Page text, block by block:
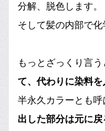
分解、脱色します。
そして髪の内部で化
もっとざっくり言う
て、代わりに染料を
半永久カラーとも呼
出した部分は元に戻